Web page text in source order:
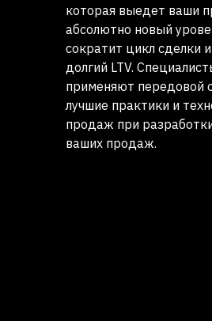
которая выедет ваши
абсолютно новый
сократит цикл сделки
долгий LTV.
применяют передовой
лучшие практики и
продаж при
ваших продаж.